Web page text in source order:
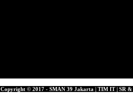
Copyright © 2017 - SMAN 39 Jakarta | TIM IT | SR